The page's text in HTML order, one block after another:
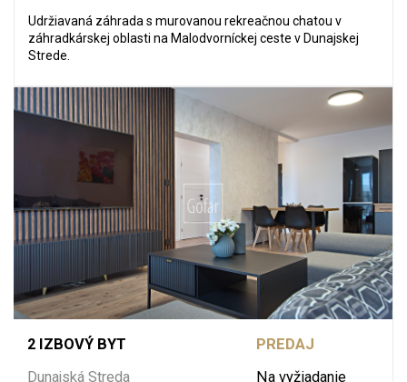
Udržiavaná záhrada s murovanou rekreačnou chatou v
záhradkárskej oblasti na Malodvorníckej ceste v Dunajskej
Strede.
2 IZBOVÝ BYT
Dunajská Streda
PREDAJ
Na vyžiadanie